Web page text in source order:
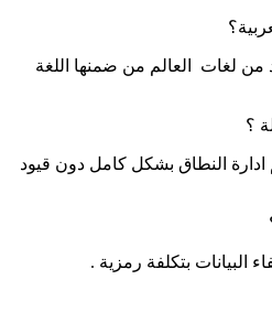
من لغات العالم من ضمنها اللغة
؟
النطاق بشكل كامل دون قيود
البيانات بتكلفة رمزية .